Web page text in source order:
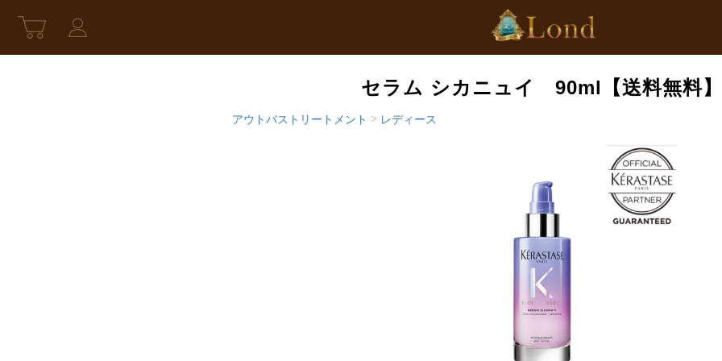
セラム シカニュイ 90ml【送料無料】
アウトバストリートメント > レディース